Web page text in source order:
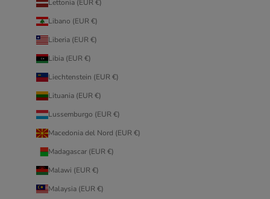
Lettonia (EUR €)
Libano (EUR €)
Liberia (EUR €)
Libia (EUR €)
Liechtenstein (EUR €)
Lituania (EUR €)
Lussemburgo (EUR €)
Macedonia del Nord (EUR €)
Madagascar (EUR €)
Malawi (EUR €)
Malaysia (EUR €)